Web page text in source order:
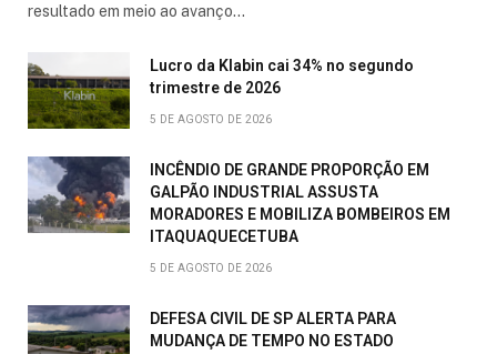
resultado em meio ao avanço…
Lucro da Klabin cai 34% no segundo
trimestre de 2026
5 DE AGOSTO DE 2026
INCÊNDIO DE GRANDE PROPORÇÃO EM
GALPÃO INDUSTRIAL ASSUSTA
MORADORES E MOBILIZA BOMBEIROS EM
ITAQUAQUECETUBA
5 DE AGOSTO DE 2026
DEFESA CIVIL DE SP ALERTA PARA
MUDANÇA DE TEMPO NO ESTADO